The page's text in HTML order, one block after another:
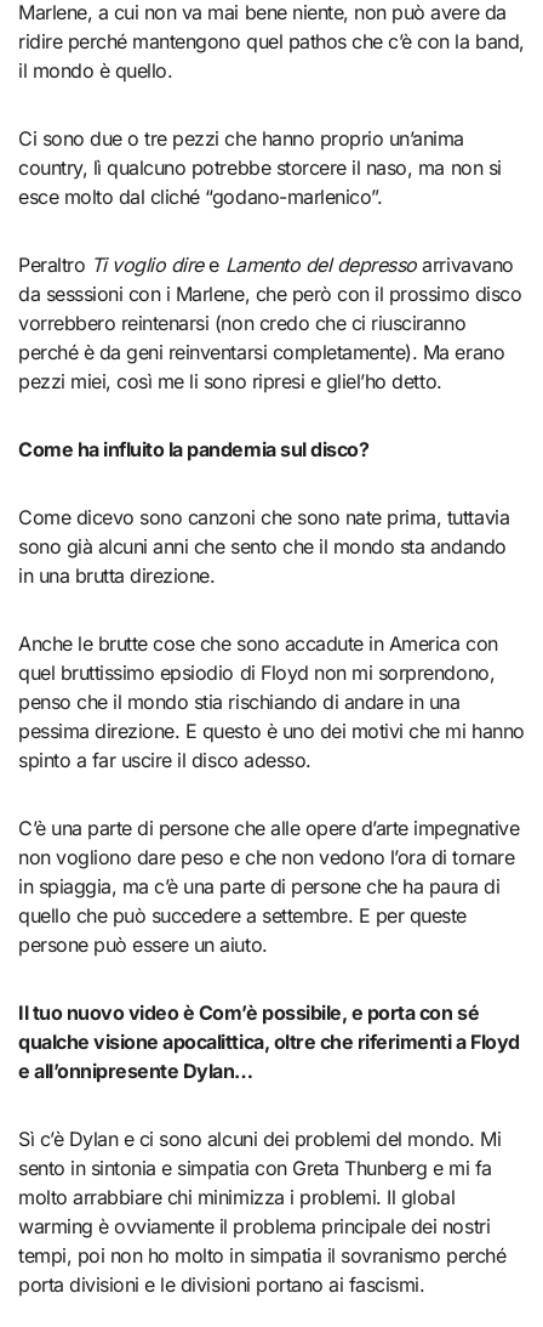
Marlene, a cui non va mai bene niente, non può avere da
ridire perché mantengono quel pathos che c’è con la band,
il mondo è quello.
Ci sono due o tre pezzi che hanno proprio un’anima
country, lì qualcuno potrebbe storcere il naso, ma non si
esce molto dal cliché “godano-marlenico”.
Peraltro Ti voglio diree Lamento del depressoarrivavano
da sesssioni con i Marlene, che però con il prossimo disco
vorrebbero reintenarsi (non credo che ci riusciranno
perché è da geni reinventarsi completamente). Ma erano
pezzi miei, così me li sono ripresi e gliel’ho detto.
Come ha influito la pandemia sul disco?
Come dicevo sono canzoni che sono nate prima, tuttavia
sono già alcuni anni che sento che il mondo sta andando
in una brutta direzione.
Anche le brutte cose che sono accadute in America con
quel bruttissimo epsiodio di Floyd non mi sorprendono,
penso che il mondo stia rischiando di andare in una
pessima direzione. E questo è uno dei motivi che mi hanno
spinto a far uscire il disco adesso.
C’è una parte di persone che alle opere d’arte impegnative
non vogliono dare peso e che non vedono l’ora di tornare
in spiaggia, ma c’è una parte di persone che ha paura di
quello che può succedere a settembre. E per queste
persone può essere un aiuto.
Il tuo nuovo video è Com’è possibile, e porta con sé
qualche visione apocalittica, oltre che riferimenti a Floyd
e all’onnipresente Dylan…
Sì c’è Dylan e ci sono alcuni dei problemi del mondo. Mi
sento in sintonia e simpatia con Greta Thunberg e mi fa
molto arrabbiare chi minimizza i problemi. Il global
warming è ovviamente il problema principale dei nostri
tempi, poi non ho molto in simpatia il sovranismo perché
porta divisioni e le divisioni portano ai fascismi.